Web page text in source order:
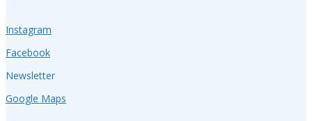
Instagram
Facebook
Newsletter
Google Maps